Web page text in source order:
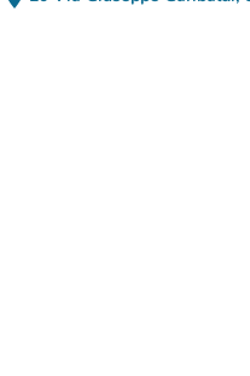
(apri